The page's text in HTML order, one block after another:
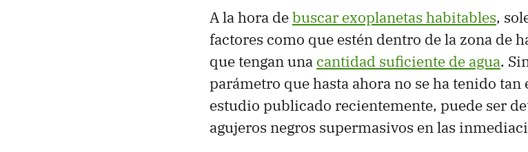
A la hora debuscar exoplanetas habitables,
factores como que estén dentro de la zona de
que tengan una cantidad suficiente de agua.
parámetro que hasta ahora no se ha tenido tan
estudio publicado recientemente, puede ser
agujeros negros supermasivos en las